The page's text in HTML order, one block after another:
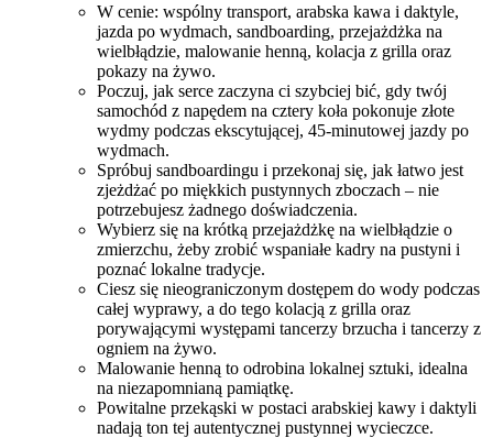
W cenie: wspólny transport, arabska kawa i daktyle,
jazda po wydmach, sandboarding, przejażdżka na
wielbłądzie, malowanie henną, kolacja z grilla oraz
pokazy na żywo.
Poczuj, jak serce zaczyna ci szybciej bić, gdy twój
samochód z napędem na cztery koła pokonuje złote
wydmy podczas ekscytującej, 45-minutowej jazdy po
wydmach.
Spróbuj sandboardingu i przekonaj się, jak łatwo jest
zjeżdżać po miękkich pustynnych zboczach – nie
potrzebujesz żadnego doświadczenia.
Wybierz się na krótką przejażdżkę na wielbłądzie o
zmierzchu, żeby zrobić wspaniałe kadry na pustyni i
poznać lokalne tradycje.
Ciesz się nieograniczonym dostępem do wody podczas
całej wyprawy, a do tego kolacją z grilla oraz
porywającymi występami tancerzy brzucha i tancerzy z
ogniem na żywo.
Malowanie henną to odrobina lokalnej sztuki, idealna
na niezapomnianą pamiątkę.
Powitalne przekąski w postaci arabskiej kawy i daktyli
nadają ton tej autentycznej pustynnej wycieczce.